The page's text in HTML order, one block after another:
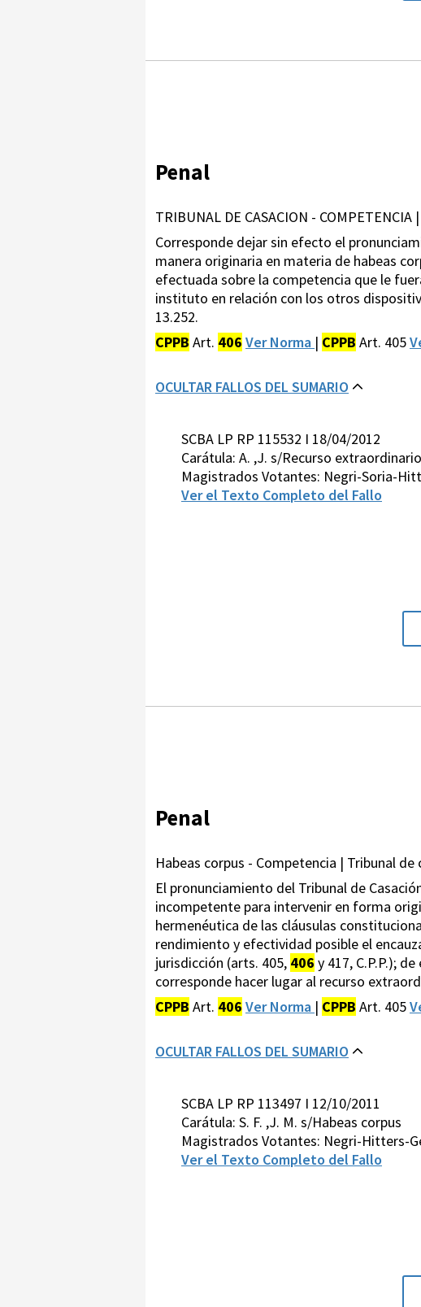
Penal
TRIBUNAL DE CASACION - COMPETENCIA
Corresponde dejar sin efecto el
manera originaria en materia de habeas
efectuada sobre la competencia que le
instituto en relación con los otros
13.252.
CPPB Art. 406 Ver Norma | CPPB Art. 405
OCULTAR FALLOS DEL SUMARIO
SCBA LP RP 115532 I 18/04/2012
Carátula: A. ,J. s/Recurso
Magistrados Votantes: Negri-Soria-
Ver el Texto Completo del Fallo
Penal
Habeas corpus - Competencia | Tribunal
El pronunciamiento del Tribunal de
incompetente para intervenir en forma
hermenéutica de las cláusulas
rendimiento y efectividad posible el
jurisdicción (arts. 405, 406 y 417, C.P.P.);
corresponde hacer lugar al recurso
CPPB Art. 406 Ver Norma | CPPB Art. 405
OCULTAR FALLOS DEL SUMARIO
SCBA LP RP 113497 I 12/10/2011
Carátula: S. F. ,J. M. s/Habeas corpus
Magistrados Votantes: Negri-Hitters-
Ver el Texto Completo del Fallo